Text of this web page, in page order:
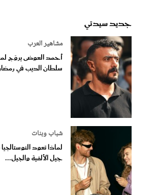
جديد سيدتي
مشاهير العرب
أحمد العوضى يروّج
سلطان الديب في رمضان
شباب وبنات
لماذا تعود
جيل الألفية والجيل...